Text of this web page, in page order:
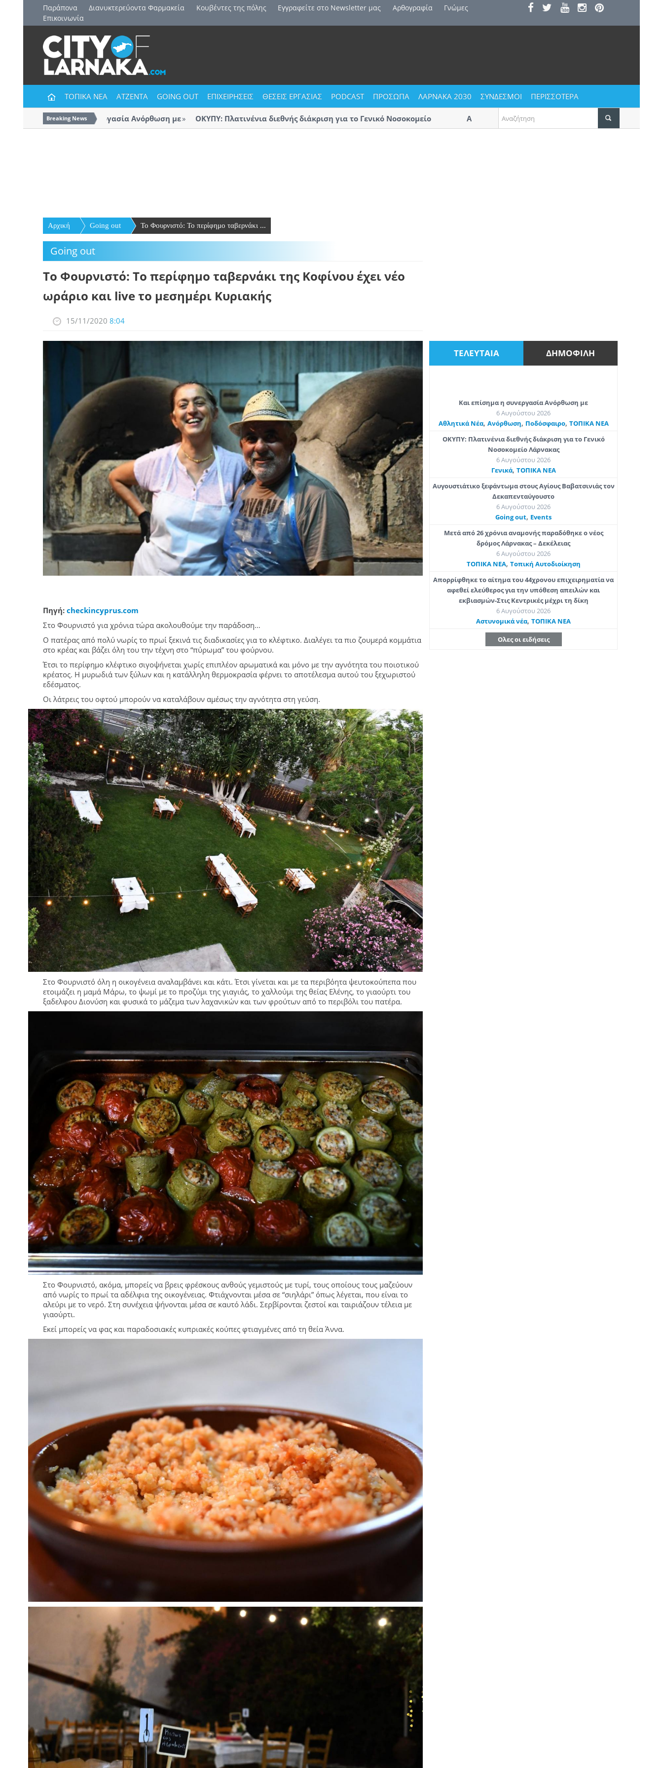
Παράπονα Διανυκτερεύοντα Φαρμακεία Kουβέντες της πόλης Εγγραφείτε στο Newsletter μας Αρθογραφία
Γνώμες
Επικοινωνία
ΤΟΠΙΚΑ ΝΕΑ ΑΤΖΕΝΤΑ GOING OUT ΕΠΙΧΕΙΡΗΣΕΙΣ ΘΕΣΕΙΣ ΕΡΓΑΣΙΑΣ PODCAST ΠΡΟΣΩΠΑ ΛΑΡΝΑΚΑ 2030 ΣΥΝΔΕΣΜΟΙ ΠΕΡΙΣΣΟΤΕΡΑ
Breaking News
Και επίσημα η συνεργασία Ανόρθωση με
ΟΚΥΠΥ: Πλατινένια διεθνής διάκριση για το Γενικό Νοσοκομείο
Λάρνακας
Αυγουστιάτικο ξεφάντωμα στους Αγίους Βαβατσινιάς τον
Δεκαπενταύγουστο
Αρχική Going out Το Φουρνιστό: Το περίφημο ταβερνάκι ...
Going out
Το Φουρνιστό: Το περίφημο ταβερνάκι της Κοφίνου έχει νέο
ωράριο και live τo μεσημέρι Κυριακής
15/11/2020 8:04
Πηγή: checkincyprus.com
Στο Φουρνιστό για χρόνια τώρα ακολουθούμε την παράδοση…
Ο πατέρας από πολύ νωρίς το πρωί ξεκινά τις διαδικασίες για το κλέφτικο. Διαλέγει τα πιο ζουμερά κομμάτια
στο κρέας και βάζει όλη του την τέχνη στο “πύρωμα” του φούρνου.
Έτσι το περίφημο κλέφτικο σιγοψήνεται χωρίς επιπλέον αρωματικά και μόνο με την αγνότητα του ποιοτικού
κρέατος. Η μυρωδιά των ξύλων και η κατάλληλη θερμοκρασία φέρνει το αποτέλεσμα αυτού του ξεχωριστού
εδέσματος.
Οι λάτρεις του οφτού μπορούν να καταλάβουν αμέσως την αγνότητα στη γεύση.
Στο Φουρνιστό όλη η οικογένεια αναλαμβάνει και κάτι. Έτσι γίνεται και με τα περιβόητα ψευτοκούπεπα που
ετοιμάζει η μαμά Μάρω, το ψωμί με το προζύμι της γιαγιάς, το χαλλούμι της θείας Ελένης, το γιαούρτι του
ξαδελφου Διονύση και φυσικά το μάζεμα των λαχανικών και των φρούτων από το περιβόλι του πατέρα.
Στο Φουρνιστό, ακόμα, μπορείς να βρεις φρέσκους ανθούς γεμιστούς με τυρί, τους οποίους τους μαζεύουν
από νωρίς το πρωί τα αδέλφια της οικογένειας. Φτιάχνονται μέσα σε “σιηλάρι” όπως λέγεται, που είναι το
αλεύρι με το νερό. Στη συνέχεια ψήνονται μέσα σε καυτό λάδι. Σερβίρονται ζεστοί και ταιριάζουν τέλεια με
γιαούρτι.
Εκεί μπορείς να φας και παραδοσιακές κυπριακές κούπες φτιαγμένες από τη θεία Άννα.
ΤΕΛΕΥΤΑΙΑ ΔΗΜΟΦΙΛΗ
Και επίσημα η συνεργασία Ανόρθωση με
6 Αυγούστου 2026
Αθλητικά Νέα, Ανόρθωση, Ποδόσφαιρο, ΤΟΠΙΚΑ ΝΕΑ
ΟΚΥΠΥ: Πλατινένια διεθνής διάκριση για το Γενικό
Νοσοκομείο Λάρνακας
6 Αυγούστου 2026
Γενικά, ΤΟΠΙΚΑ ΝΕΑ
Αυγουστιάτικο ξεφάντωμα στους Αγίους Βαβατσινιάς τον
Δεκαπενταύγουστο
6 Αυγούστου 2026
Going out, Εvents
Μετά από 26 χρόνια αναμονής παραδόθηκε ο νέος
δρόμος Λάρνακας – Δεκέλειας
6 Αυγούστου 2026
ΤΟΠΙΚΑ ΝΕΑ, Τοπική Αυτοδιοίκηση
Απορρίφθηκε το αίτημα του 44χρονου επιχειρηματία να
αφεθεί ελεύθερος για την υπόθεση απειλών και
εκβιασμών-Στις Κεντρικές μέχρι τη δίκη
6 Αυγούστου 2026
Aστυνομικά νέα,ΤΟΠΙΚΑ ΝΕΑ
Ολες οι ειδήσεις